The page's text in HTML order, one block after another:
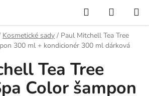
Hledat
KOŠÍK
Kosmetické sady / Paul Mitchell Tea Tree
300 ml + kondicionér 300 ml dárková
Tea Tree
Color šampon